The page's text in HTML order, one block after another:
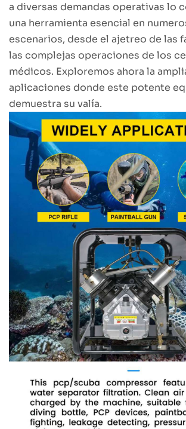
a diversas demandas operativas lo
una herramienta esencial en
escenarios, desde el ajetreo de las
las complejas operaciones de los
médicos. Exploremos ahora la
aplicaciones donde este potente
demuestra su valía.